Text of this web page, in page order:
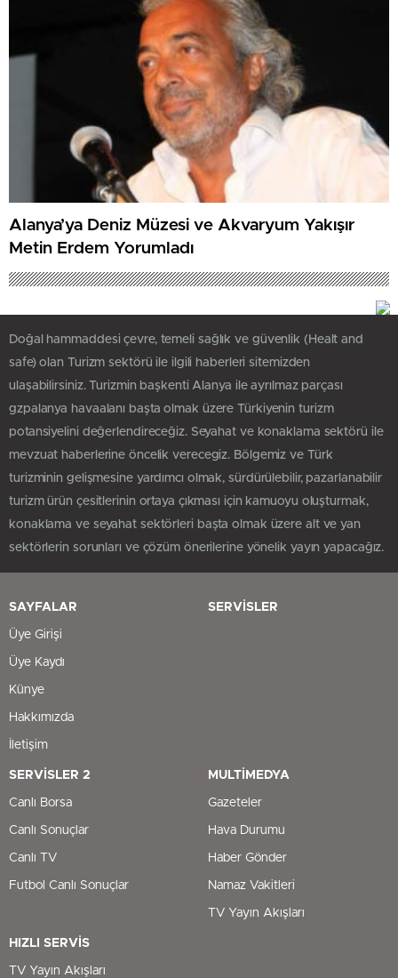
Alanya’ya Deniz Müzesi ve Akvaryum Yakışır
Metin Erdem Yorumladı
Doğal hammaddesi çevre, temeli sağlık ve güvenlik (Healt and
safe) olan Turizm sektörü ile ilgili haberleri sitemizden
ulaşabilirsiniz. Turizmin başkenti Alanya ile ayrılmaz parçası
gzpalanya havaalanı başta olmak üzere Türkiyenin turizm
potansiyelini değerlendireceğiz. Seyahat ve konaklama sektörü ile
mevzuat haberlerine öncelik verecegiz. Bölgemiz ve Türk
turizminin gelişmesine yardımcı olmak, sürdürülebilir, pazarlanabilir
turizm ürün çesitlerinin ortaya çıkması için kamuoyu oluşturmak,
konaklama ve seyahat sektörleri başta olmak üzere alt ve yan
sektörlerin sorunları ve çözüm önerilerine yönelik yayın yapacağız.
SAYFALAR
Üye Girişi
Üye Kaydı
Künye
Hakkımızda
İletişim
SERVİSLER
SERVİSLER 2
Canlı Borsa
Canlı Sonuçlar
Canlı TV
Futbol Canlı Sonuçlar
MULTİMEDYA
Gazeteler
Hava Durumu
Haber Gönder
Namaz Vakitleri
TV Yayın Akışları
HIZLI SERVİS
TV Yayın Akışları